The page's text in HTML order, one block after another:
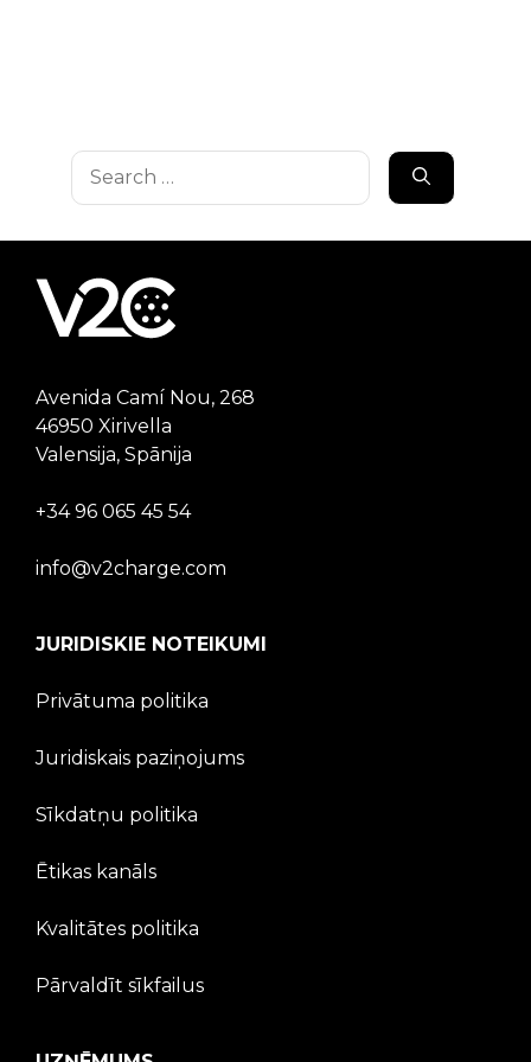
Search
for:
Avenida Camí Nou, 268
46950 Xirivella
Valensija, Spānija
+34 96 065 45 54
info@v2charge.com
JURIDISKIE NOTEIKUMI
Privātuma politika
Juridiskais paziņojums
Sīkdatņu politika
Ētikas kanāls
Kvalitātes politika
Pārvaldīt sīkfailus